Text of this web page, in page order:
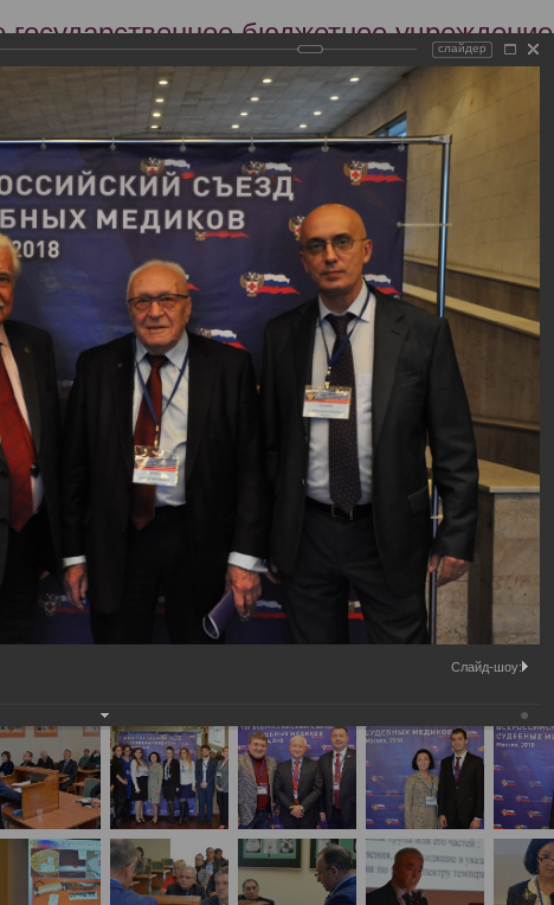
бюджетное учреждение
судебно-медицинской экспертизы
Сегодня 7 августа 2026 года
Экспертиза Образование Издательство
судебных медиков
Всероссийский съезд судебных медиков с международным участием.
слайдер
Слайд-шоу: